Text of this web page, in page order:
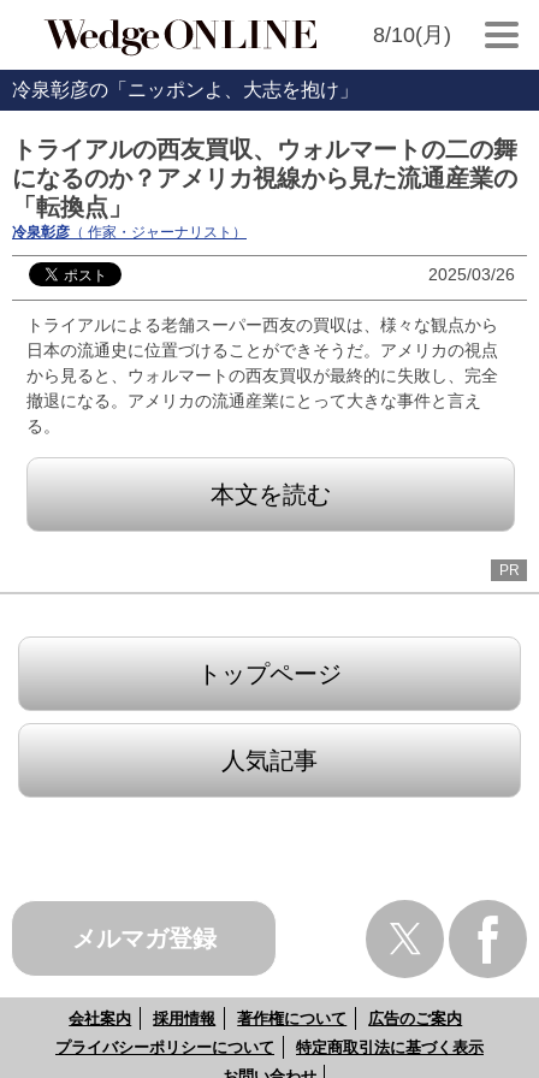
8/10(月)
冷泉彰彦の「ニッポンよ、大志を抱け」
トライアルの西友買収、ウォルマートの二の舞
になるのか？アメリカ視線から見た流通産業の
「転換点」
冷泉彰彦 （ 作家・ジャーナリスト）
2025/03/26
トライアルによる老舗スーパー西友の買収は、様々な観点から
日本の流通史に位置づけることができそうだ。アメリカの視点
から見ると、ウォルマートの西友買収が最終的に失敗し、完全
撤退になる。アメリカの流通産業にとって大きな事件と言え
る。
本文を読む
PR
トップページ
人気記事
メルマガ登録
会社案内 採用情報 著作権について
広告のご案内
プライバシーポリシーについて
特定商取引法に基づく表示